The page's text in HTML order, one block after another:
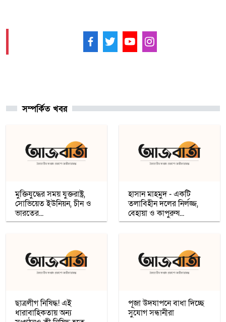
বিহারে সড়ক দুর্ঘটনায় সপ্তম শ্রেণির ছাত্র নিহত,
সাহায্যের বদলে মাছ লুট
আলোচনা
সম্পর্কিত খবর
মুক্তিযুদ্ধের সময় যুক্তরাষ্ট্র,
সোভিয়েত ইউনিয়ন, চীন ও
ভারতের...
হাসান মাহমুদ - একটি
তলাবিহীন দলের নির্লজ্জ,
বেহায়া ও কাপুরুষ...
ছাত্রলীগ নিষিদ্ধ! এই
ধারাবাহিকতায় অন্য
পূজা উদযাপনে বাধা দিচ্ছে
সুযোগ সন্ধানীরা